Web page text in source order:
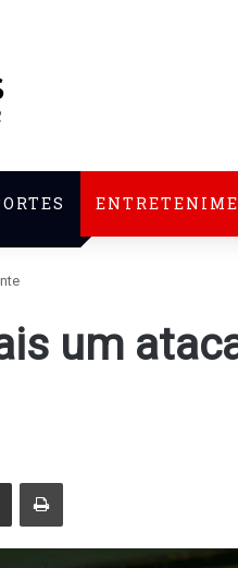
um
Compartilhar via e-mail Imprimir